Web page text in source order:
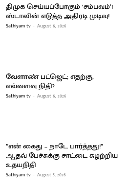
திமுக செய்யப்போகும் ‘சம்பவம்’!
ஸ்டாலின் எடுத்த அதிரடி முடிவு!
Sathiyam tv - August 6, 2026
வேளாண் பட்ஜெட்; எதற்கு,
எவ்வளவு நிதி?
Sathiyam tv - August 6, 2026
”என் கைது – நாடே பார்த்தது!”
ஆதவ் பேச்சுக்கு சாட்டை சுழற்றிய
உதயநிதி
Sathiyam tv - August 5, 2026